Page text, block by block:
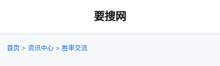
要搜网
首页 > 资讯中心 > 胜率交流